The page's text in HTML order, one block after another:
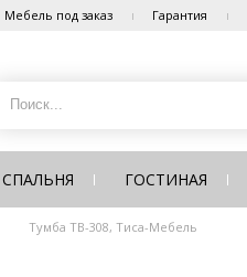
Мебель под заказ Гарантия
СПАЛЬНЯ ГОСТИНАЯ
Тумба ТВ-308, Тиса-Мебель